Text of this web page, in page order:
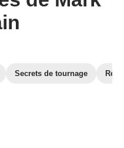
Secrets de tournage